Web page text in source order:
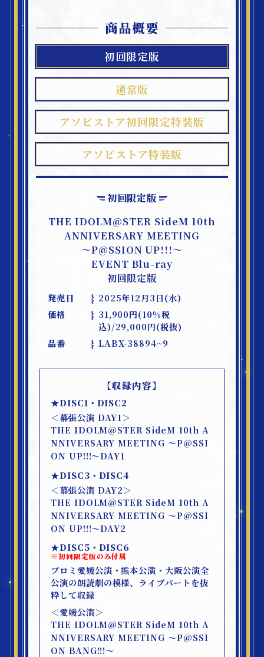
ご注意事項
Q&A
よくあるご質問
商品概要
初回限定版
通常版
アソビストア初回限定特装版
アソビストア特装版
初回限定版
THE IDOLM@STER SideM 10th
ANNIVERSARY MEETING
～P@SSION UP!!!～
EVENT Blu-ray
初回限定版
発売日
2025年12月3日(水)
価格
31,900円(10%税
込)/29,000円(税抜)
品番
LABX-38894~9
【収録内容】
★DISC1・DISC2
＜幕張公演 DAY1＞
THE IDOLM@STER SideM 10th A
NNIVERSARY MEETING ～P@SSI
ON UP!!!～DAY1
★DISC3・DISC4
＜幕張公演 DAY2＞
THE IDOLM@STER SideM 10th A
NNIVERSARY MEETING ～P@SSI
ON UP!!!～DAY2
★DISC5・DISC6
※初回限定版のみ付属
プロミ愛媛公演・熊本公演・大阪公演全
公演の朗読劇の模様、ライブパートを抜
粋して収録
＜愛媛公演＞
THE IDOLM@STER SideM 10th A
NNIVERSARY MEETING ～P@SSI
ON BANG!!!～